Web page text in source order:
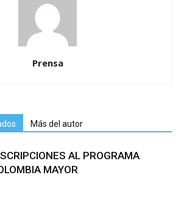
Prensa
Más del autor
AL PROGRAMA
MAYOR